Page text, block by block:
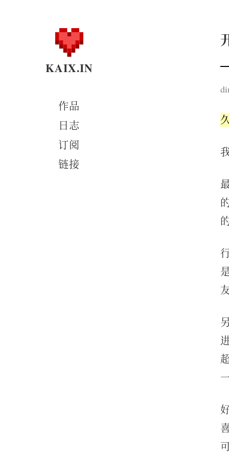
KAIX.IN
作品
日志
订阅
链接